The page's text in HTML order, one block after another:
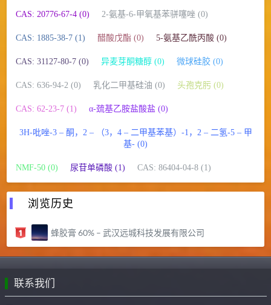
CAS: 20776-67-4 (0) 2-氨基-6-甲氧基苯骈噻唑 (0)
CAS: 1885-38-7 (1) 醋酸戊酯 (0) 5-氨基乙酰丙酸 (0)
CAS: 31127-80-7 (0) 异麦芽酮糖醇 (0) 微球硅胶 (0)
CAS: 636-94-2 (0) 乳化二甲基硅油 (0) 头孢克肟 (0)
CAS: 62-23-7 (1) α-巯基乙胺盐酸盐 (0)
3H-吡唑-3 – 酮，2 – （3，4 – 二甲基苯基）-1，2 – 二氢-5 – 甲
基- (0)
NMF-50 (0) 尿苷单磷酸 (1) CAS: 86404-04-8 (1)
浏览历史
蜂胶膏 60% – 武汉远城科技发展有限公司
联系我们